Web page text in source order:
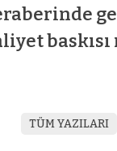
TÜM YAZILARI